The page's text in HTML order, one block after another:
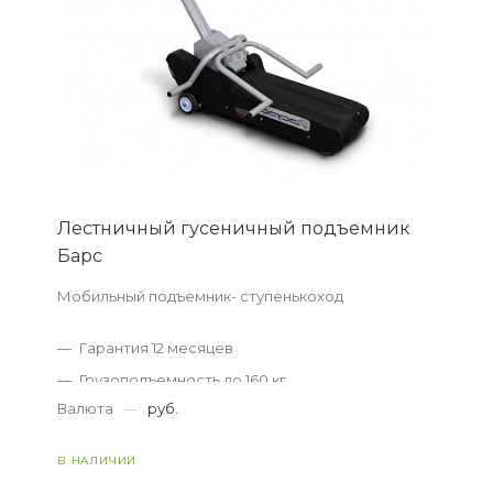
Лестничный гусеничный подъемник
Барс
Мобильный подъемник- ступенькоход
Гарантия 12 месяцев
Грузоподъемность до 160 кг
До 650 преодолеваемых ступеней
Валюта — руб.
В НАЛИЧИИ